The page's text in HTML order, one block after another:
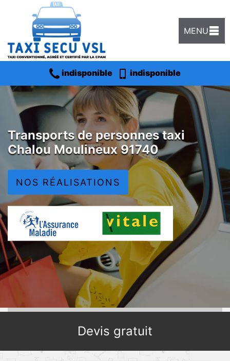
MENU
indisponible indisponible
Transports de personnes taxi
Chalou Moulineux 91740
NOS RÉALISATIONS
Devis gratuit